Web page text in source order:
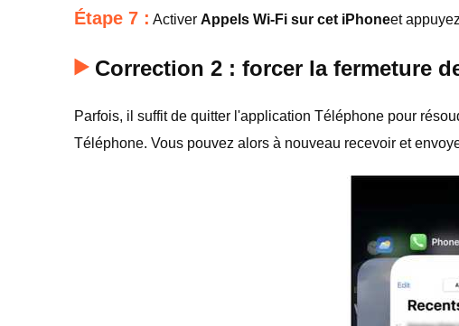
Étape 7 : Activer Appels Wi-Fi sur cet iPhoneet
Correction 2 : forcer la fermeture
Parfois, il suffit de quitter l'application Téléphone pour
Téléphone. Vous pouvez alors à nouveau recevoir et